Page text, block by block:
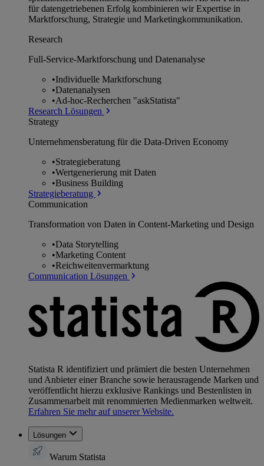
für datengetriebenen Erfolg kombinieren wir Expertise in
Marktforschung, Strategie und Marketingkommunikation.
Research
Full-Service-Marktforschung und Datenanalyse
•Individuelle Marktforschung
•Datenanalysen
•Ad-hoc-Recherchen "askStatista"
Research Lösungen
Strategy
Unternehmens­beratung für die Data-Driven Economy
•Strategieberatung
•Wertgenerierung mit Daten
•Business Building
Strategieberatung
Communication
Transformation von Daten in Content-Marketing und Design
•Data Storytelling
•Marketing Content
•Reichweitenvermarktung
Communication Lösungen
Statista R identifiziert und prämiert die besten Unternehmen
und Anbieter einer Branche sowie herausragende Marken und
veröffentlicht hierzu exklusive Rankings und Bestenlisten in
Zusammenarbeit mit renommierten Medienmarken weltweit.
Erfahren Sie mehr auf unserer Website.
Lösungen
Warum Statista